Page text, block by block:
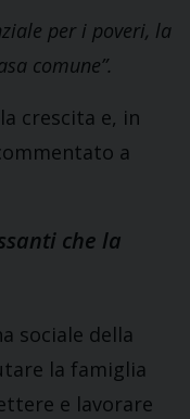
per i poveri, la
comune”.
crescita e, in
a
che la
sociale della
la famiglia
e lavorare